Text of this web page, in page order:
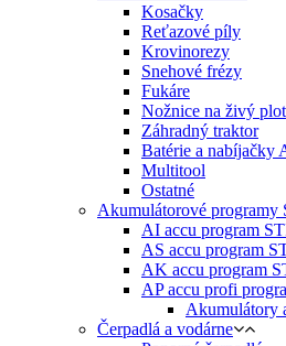
Kosačky
Reťazové píly
Krovinorezy
Snehové frézy
Fukáre
Nožnice na živý plot
Záhradný traktor
Batérie a nabíjačky
Multitool
Ostatné
Akumulátorové programy
AI accu program
AS accu program
AK accu program
AP accu profi
Akumulátory
Čerpadlá a vodárne